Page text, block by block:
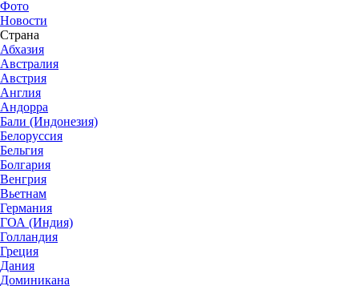
Фото
Новости
Страна
Абхазия
Австралия
Австрия
Англия
Андорра
Бали (Индонезия)
Белоруссия
Бельгия
Болгария
Венгрия
Вьетнам
Германия
ГОА (Индия)
Голландия
Греция
Дания
Доминикана